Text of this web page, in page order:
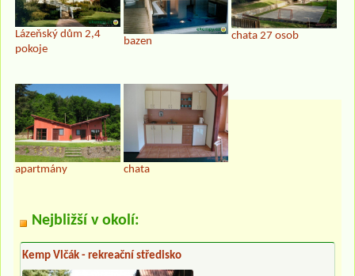
Lázeňský dům 2,4
pokoje
bazen chata 27 osob
apartmány chata
Nejbližší v okolí:
Kemp Vlčák - rekreační středisko